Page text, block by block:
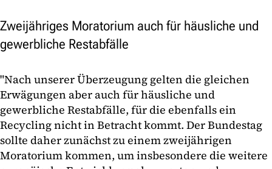
Zweijähriges Moratorium auch für häusliche und
gewerbliche Restabfälle
"Nach unserer Überzeugung gelten die gleichen
Erwägungen aber auch für häusliche und
gewerbliche Restabfälle, für die ebenfalls ein
Recycling nicht in Betracht kommt. Der Bundestag
sollte daher zunächst zu einem zweijährigen
Moratorium kommen, um insbesondere die weitere